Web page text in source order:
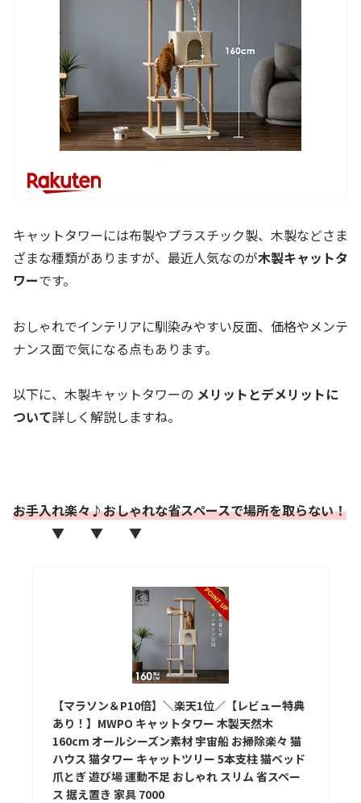
キャットタワーには布製やプラスチック製、木製などさま
ざまな種類がありますが、最近人気なのが木製キャットタ
ワーです。
おしゃれでインテリアに馴染みやすい反面、価格やメンテ
ナンス面で気になる点もあります。
以下に、木製キャットタワーの メリットとデメリットに
ついて詳しく解説しますね。
お手入れ楽々♪おしゃれな省スペースで場所を取らない！
▼ ▼ ▼
【マラソン＆P10倍】＼楽天1位／【レビュー特典
あり！】MWPO キャットタワー 木製天然木
160cm オールシーズン素材 宇宙船 お掃除楽々 猫
ハウス 猫タワー キャットツリー 5本支柱 猫ベッド
爪とぎ 遊び場 運動不足 おしゃれ スリム 省スペー
ス 据え置き 家具 7000